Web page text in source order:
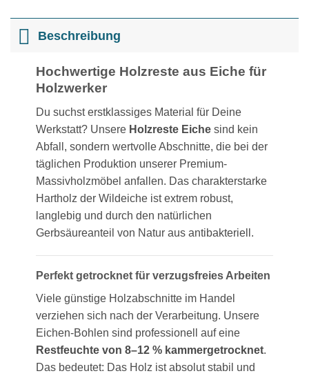
Beschreibung
Hochwertige Holzreste aus Eiche für
Holzwerker
Du suchst erstklassiges Material für Deine
Werkstatt? Unsere Holzreste Eichesind kein
Abfall, sondern wertvolle Abschnitte, die bei der
täglichen Produktion unserer Premium-
Massivholzmöbel anfallen. Das charakterstarke
Hartholz der Wildeiche ist extrem robust,
langlebig und durch den natürlichen
Gerbsäureanteil von Natur aus antibakteriell.
Perfekt getrocknet für verzugsfreies Arbeiten
Viele günstige Holzabschnitte im Handel
verziehen sich nach der Verarbeitung. Unsere
Eichen-Bohlen sind professionell auf eine
Restfeuchte von 8–12 % kammergetrocknet.
Das bedeutet: Das Holz ist absolut stabil und